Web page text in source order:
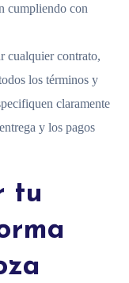
cumpliendo con
cualquier contrato,
los términos y
claramente
y los pagos
tu